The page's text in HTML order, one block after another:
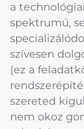
a
spektrumú,
szívesen
(ez a
szereted
nem okoz